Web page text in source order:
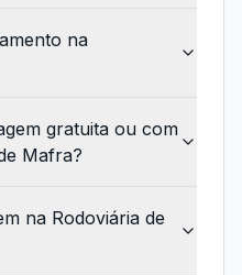
na
gratuita ou com
Mafra?
na Rodoviária de